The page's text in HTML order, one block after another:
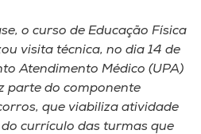
o curso de Educação Física
visita técnica, no dia 14 de
Atendimento Médico (UPA)
parte do componente
que viabiliza atividade
currículo das turmas que